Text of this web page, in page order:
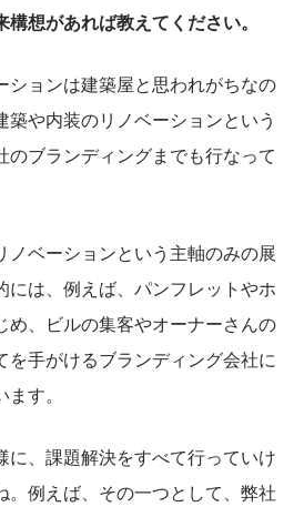
想があれば教えてください。
ションは建築屋と思われがちなの
や内装のリノベーションという
のブランディングまでも行なって
ノベーションという主軸のみの展
には、例えば、パンフレットやホ
め、ビルの集客やオーナーさんの
を手がけるブランディング会社に
す。
に、課題解決をすべて行っていけ
。例えば、その一つとして、弊社